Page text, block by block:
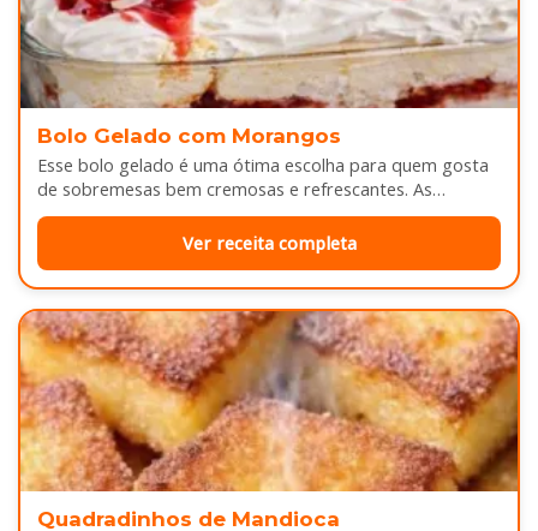
Bolo Gelado com Morangos
Esse bolo gelado é uma ótima escolha para quem gosta
de sobremesas bem cremosas e refrescantes. As
camadas de massa…
Ver receita completa
Quadradinhos de Mandioca